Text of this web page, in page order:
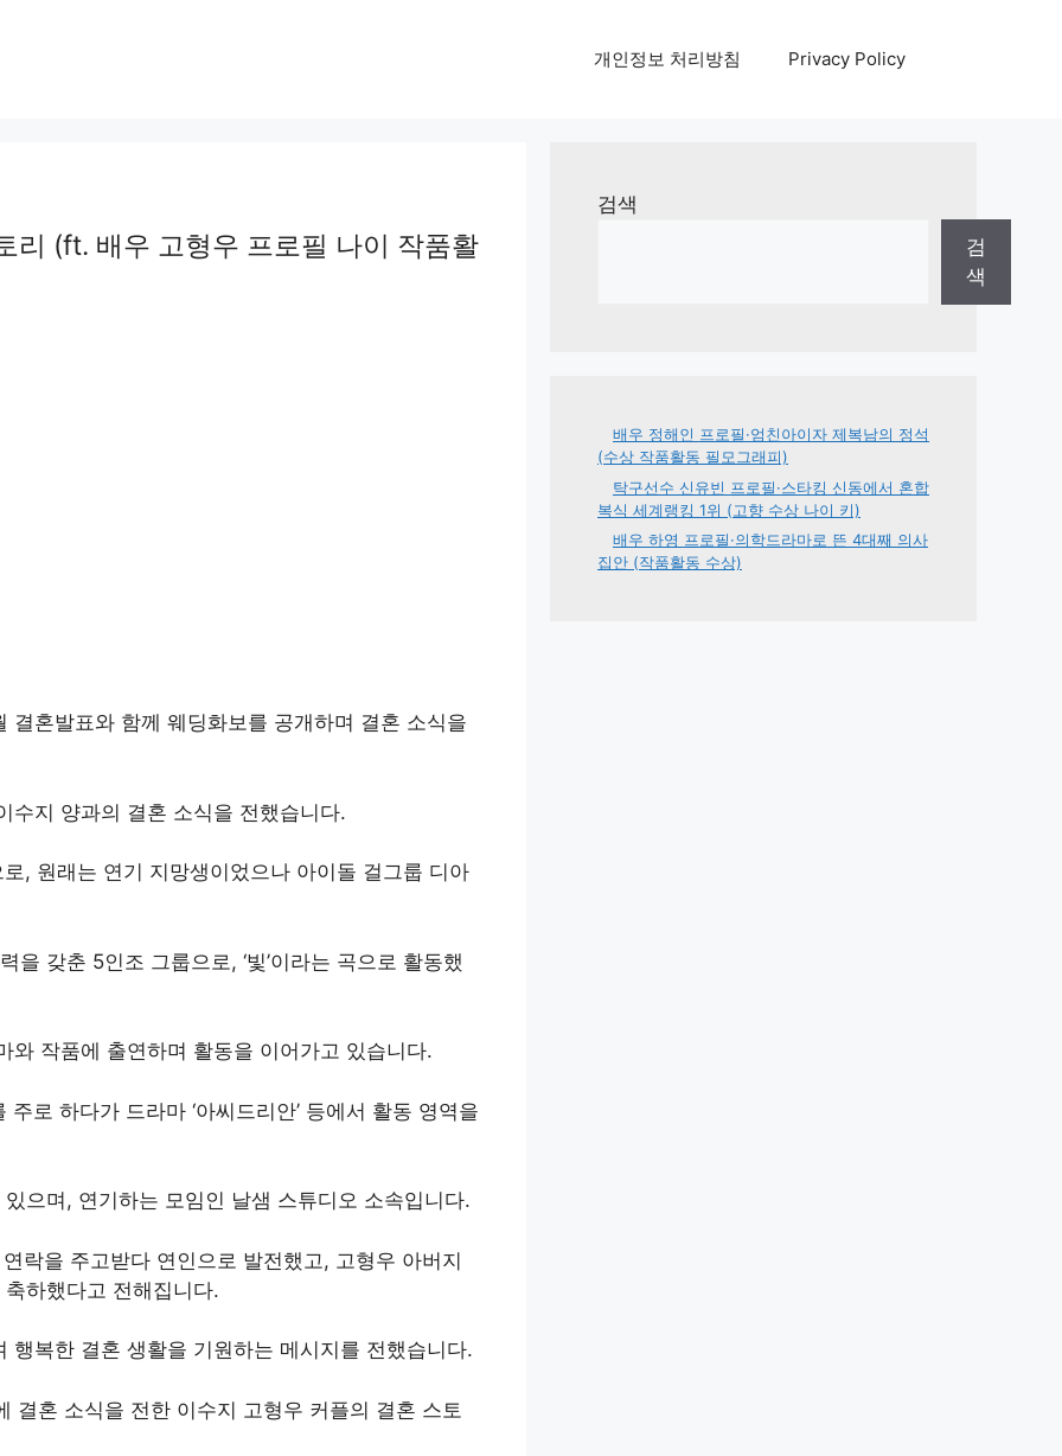
개인정보 처리방침 Privacy Policy
리 (ft. 배우 고형우 프로필 나이 작품활
혼발표와 함께 웨딩화보를 공개하며 결혼 소식을
수지 양과의 결혼 소식을 전했습니다.
, 원래는 연기 지망생이었으나 아이돌 걸그룹 디아
갖춘 5인조 그룹으로, ‘빛’이라는 곡으로 활동했
작품에 출연하며 활동을 이어가고 있습니다.
로 하다가 드라마 ‘아씨드리안’ 등에서 활동 영역을
으며, 연기하는 모임인 날샘 스튜디오 소속입니다.
락을 주고받다 연인으로 발전했고, 고형우 아버지
하했다고 전해집니다.
복한 결혼 생활을 기원하는 메시지를 전했습니다.
결혼 소식을 전한 이수지 고형우 커플의 결혼 스토
검색
검
색
배우 정해인 프로필·엄친아이자 제복남의 정석
(수상 작품활동 필모그래피)
탁구선수 신유빈 프로필·스타킹 신동에서 혼합
복식 세계랭킹 1위 (고향 수상 나이 키)
배우 하영 프로필·의학드라마로 뜬 4대째 의사
집안 (작품활동 수상)